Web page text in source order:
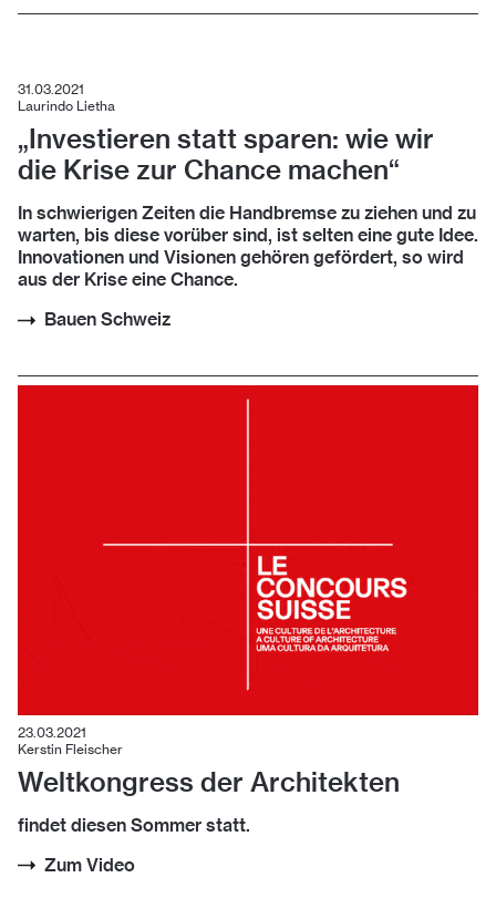
31.03.2021
Laurindo Lietha
„Investieren statt sparen: wie wir
die Krise zur Chance machen“
In schwierigen Zeiten die Handbremse zu ziehen und zu
warten, bis diese vorüber sind, ist selten eine gute Idee.
Innovationen und Visionen gehören gefördert, so wird
aus der Krise eine Chance.
Bauen Schweiz
23.03.2021
Kerstin Fleischer
Weltkongress der Architekten
findet diesen Sommer statt.
Zum Video